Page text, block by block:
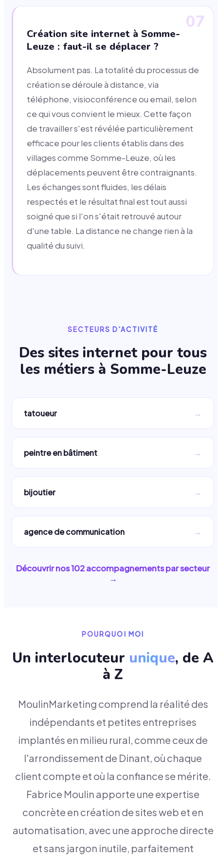
07
Création site internet à Somme-
Leuze : faut-il se déplacer ?
Absolument pas. La totalité du processus de
création se déroule à distance, via
téléphone, visioconférence ou email, selon
ce qui vous convient le mieux. Cette façon
de travailler s'est révélée particulièrement
efficace pour les clients établis dans des
villages comme Somme-Leuze, où les
déplacements peuvent être contraignants.
Les échanges sont fluides, les délais
respectés et le résultat final est tout aussi
soigné que si l'on s'était retrouvé autour
d'une table. La distance ne change rien à la
qualité du suivi.
SECTEURS D'ACTIVITÉ
Des sites internet pour tous
les métiers à Somme-Leuze
tatoueur →
peintre en bâtiment →
bijoutier →
agence de communication →
Découvrir nos102accompagnements par secteur
→
POURQUOI MOI
Un interlocuteur unique, de A
à Z
MoulinMarketing comprend la réalité des
indépendants et petites entreprises
implantés en milieu rural, comme ceux de
l'arrondissement de Dinant, où chaque
client compte et où la confiance se mérite.
Fabrice Moulin apporte une expertise
concrète en création de sites web et en
automatisation, avec une approche directe
et sans jargon inutile, parfaitement